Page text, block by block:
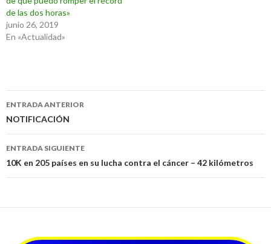
de las dos horas»
junio 26, 2019
En «Actualidad»
Navegación
de
entradas
ENTRADA ANTERIOR
NOTIFICACIÓN
ENTRADA SIGUIENTE
10K en 205 países en su lucha contra el cáncer – 42 kilómetros